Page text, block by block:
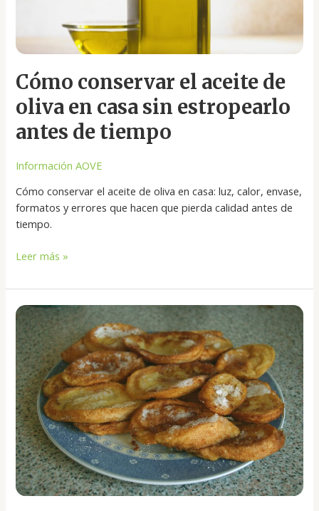
Cómo conservar el aceite de
oliva en casa sin estropearlo
antes de tiempo
Información AOVE
Cómo conservar el aceite de oliva en casa: luz, calor, envase,
formatos y errores que hacen que pierda calidad antes de
tiempo.
tiempo
Leer más »
Cómo
hacer
torrijas
con
aceite
de
oliva